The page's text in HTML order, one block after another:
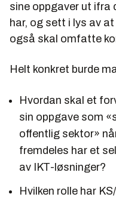
sine oppgaver ut ifra
har, og sett i lys av
også skal omfatte
Helt konkret burde
Hvordan skal et
sin oppgave som
offentlig sektor»
fremdeles har et
av IKT-løsninger?
Hvilken rolle har